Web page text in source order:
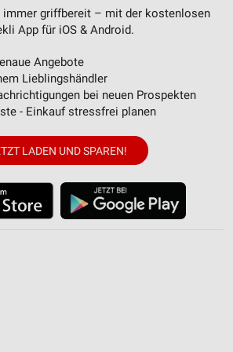
immer griffbereit – mit der kostenlosen
App für iOS & Android.
Angebote
Lieblingshändler
bei neuen Prospekten
- Einkauf stressfrei planen
LADEN UND SPAREN!
zur Personalisierung
zur Auswahl
von Inhalten
durch Statistiken oder
Daten aus verschiedenen